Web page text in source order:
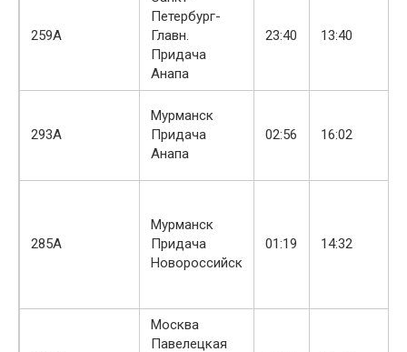
259А
Петербург-
Главн.
Придача
Анапа
23:40 13:40
293А
Мурманск
Придача
Анапа
02:56 16:02
285А
Мурманск
Придача
Новороссийск
01:19 14:32
Москва
Павелецкая